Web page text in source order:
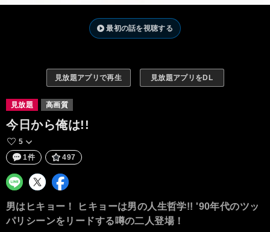
最初の話を視聴する
見放題アプリで再生 見放題アプリをDL
見放題 高画質
今日から俺は!!
5
1件
497
男はヒキョー！ ヒキョーは男の人生哲学!! '90年代のツッ
パリシーンをリードする噂の二人登場！